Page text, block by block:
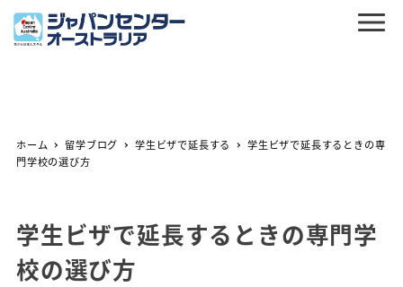
ホーム 留学ブログ 学生ビザで延長する
学生ビザで延長するときの専
門学校の選び方
学生ビザで延長するときの専門学
校の選び方